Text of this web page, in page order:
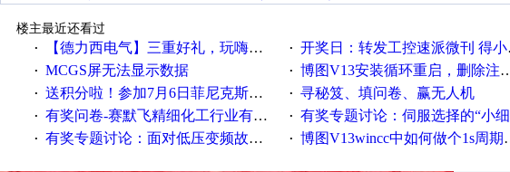
楼主最近还看过
·
【德力西电气】三重好礼，玩嗨夏日！ · 开奖日：转发工控速派微刊 得小米手环 中奖通知
· MCGS屏无法显示数据 · 博图V13安装循环重启，删除注册表信息没有用
· 送积分啦！参加7月6日菲尼克斯在线研讨会即得 · 寻秘笈、填问卷、赢无人机
· 有奖问卷-赛默飞精细化工行业有奖调查来袭！ · 有奖专题讨论：伺服选择的“小细节大学问”奖励公告
· 有奖专题讨论：面对低压变频故障，老手是这样解决的！ · 博图V13wincc中如何做个1s周期循环的脚本